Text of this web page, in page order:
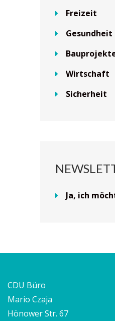
Freizeit
Gesundheit
Wirtschaft
Sicherheit
Ja, ich
CDU Büro
Mario Czaja
Hönower Str. 67